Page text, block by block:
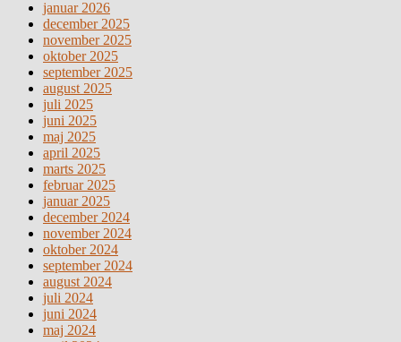
januar 2026
december 2025
november 2025
oktober 2025
september 2025
august 2025
juli 2025
juni 2025
maj 2025
april 2025
marts 2025
februar 2025
januar 2025
december 2024
november 2024
oktober 2024
september 2024
august 2024
juli 2024
juni 2024
maj 2024